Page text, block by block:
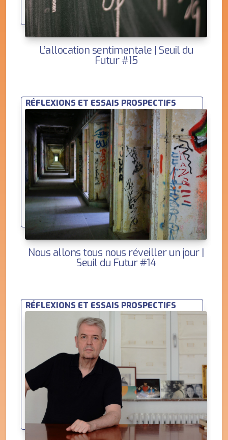
L’allocation sentimentale | Seuil du
Futur #15
RÉFLEXIONS ET ESSAIS PROSPECTIFS
Nous allons tous nous réveiller un jour |
Seuil du Futur #14
RÉFLEXIONS ET ESSAIS PROSPECTIFS